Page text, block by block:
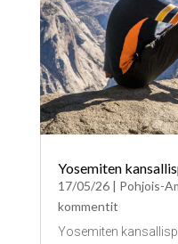
Yosemiten
17/05/26| Pohjois-
kommentit
Yosemiten